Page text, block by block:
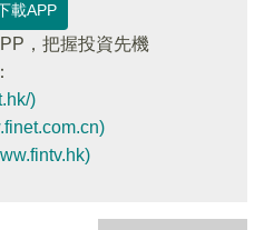
載APP
，把握投資先機
)